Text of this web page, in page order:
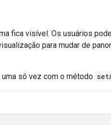
fica visível. Os usuários
para mudar de
só vez com o método